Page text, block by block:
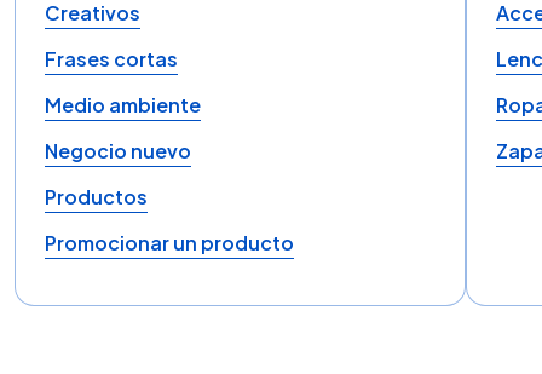
Creativos
Frases cortas
Medio ambiente
Negocio nuevo
Productos
Promocionar un producto